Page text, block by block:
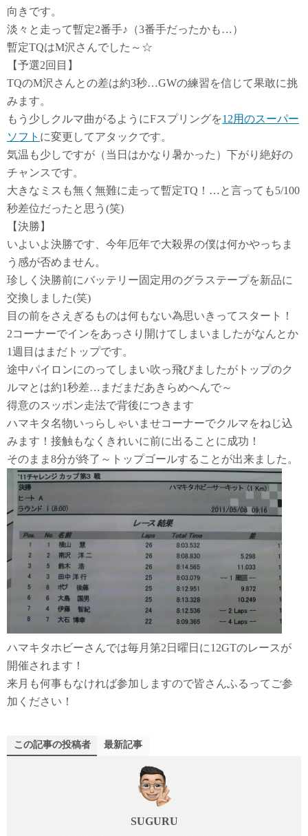
向きです。
淡々と走って暫定2番手♪（3番手だったかも…）
暫定TQはM沢さんでした～☆
【予選2回目】
TQのM沢さんとの差は約3秒…GWの練習を信じて果敢に挑
みます。
もう少しクルマ曲がるようにFスプリングを12用のスーパー
ソフト に変更してアタックです。
気温も少しですが（当日はかなり暑かった）下がり絶好の
チャンスです。
大きなミスも無く無難に走って暫定TQ！…と言っても5/100
秒差位だったと思う(笑)
【決勝】
いよいよ決勝です、今年厄年で大殺界の僕は何かやっちま
う感が否めません。
珍しく決勝前にバッテリー固定用のグラステープを新品に
交換しました(笑)
目の前をさえぎるものは何もない為思いきってスタート！
2コーナーでインをあっさり開けてしまいましたがなんとか
1週目はまだトップです。
途中パイロンにのってしまい吹っ飛びましたがトップのク
ルマとは約1秒差…まだまだあきらめへんで～
得意のスッポン走法で背後につきます
ハマキタ名物いっらしゃいませコーナーでクルマをねじ込
みます！接触もなくきれいに前に出ることに成功！
そのまま8分が終了～トップゴールすることが出来ました。
ハマキタホビーさんでは毎月第2日曜日に12GTのレースが
開催されます！
来月も何事もなければ参加しますので皆さんふるってご参
加ください！
この記事の投稿者 最新記事
SUGURU